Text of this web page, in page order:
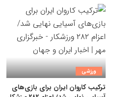
ورزشی
ترکیب کاروان ایران برای بازی‌های